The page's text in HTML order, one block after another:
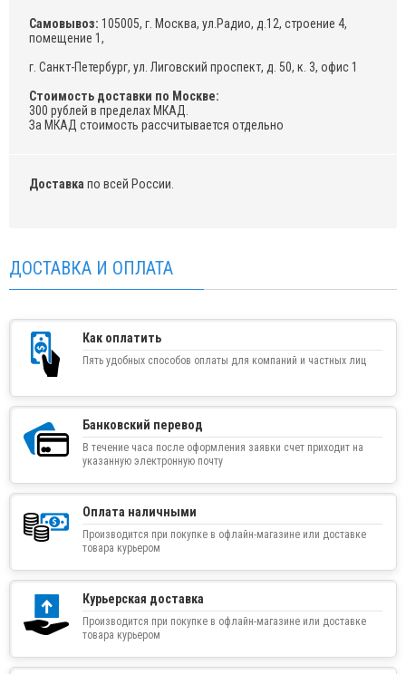
Самовывоз: 105005, г. Москва, ул.Радио, д.12, строение 4,
помещение 1,
г. Санкт-Петербург, ул. Лиговский проспект, д. 50, к. 3, офис 1
Стоимость доставки по Москве:
300 рублей в пределах МКАД.
За МКАД стоимость рассчитывается отдельно
Доставка по всей России.
ДОСТАВКА И ОПЛАТА
Как оплатить
Пять удобных способов оплаты для компаний и частных лиц
Банковский перевод
В течение часа после оформления заявки счет приходит на
указанную электронную почту
Оплата наличными
Производится при покупке в офлайн-магазине или доставке
товара курьером
Курьерская доставка
Производится при покупке в офлайн-магазине или доставке
товара курьером